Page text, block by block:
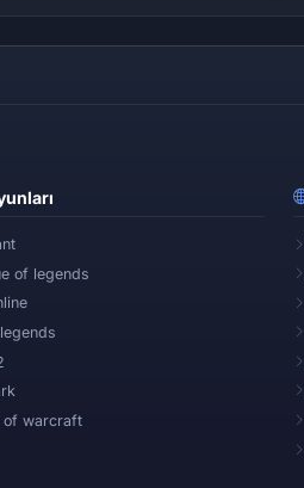
of legends
of warcraft